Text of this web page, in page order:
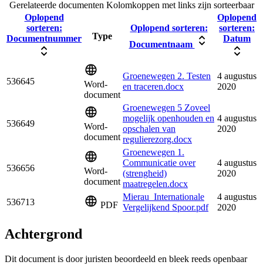
Gerelateerde documenten Kolomkoppen met links zijn sorteerbaar
Oplopend
sorteren:
Documentnummer
Type
Oplopend sorteren:
Documentnaam
Oplopend
sorteren:
Datum
536645
Word-
document
Groenewegen 2. Testen
en traceren.docx
4 augustus
2020
536649
Word-
document
Groenewegen 5 Zoveel
mogelijk openhouden en
opschalen van
regulierezorg.docx
4 augustus
2020
536656
Word-
document
Groenewegen 1.
Communicatie over
(strengheid)
maatregelen.docx
4 augustus
2020
536713 PDF
Mierau_Internationale
Vergelijkend Spoor.pdf
4 augustus
2020
Achtergrond
Dit document is door juristen beoordeeld en bleek reeds openbaar